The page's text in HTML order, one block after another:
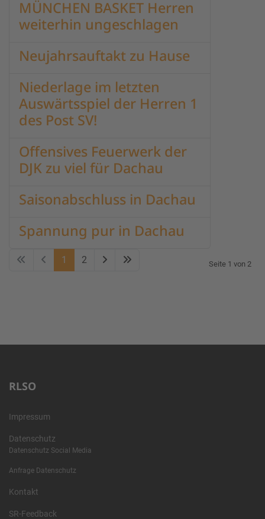
MÜNCHEN BASKET Herren
weiterhin ungeschlagen
Neujahrsauftakt zu Hause
Niederlage im letzten
Auswärtsspiel der Herren 1
des Post SV!
Offensives Feuerwerk der
DJK zu viel für Dachau
Saisonabschluss in Dachau
Spannung pur in Dachau
Seite 1 von 2
1 2
RLSO
Impressum
Datenschutz
Datenschutz Social Media
Anfrage Datenschutz
Kontakt
SR-Feedback